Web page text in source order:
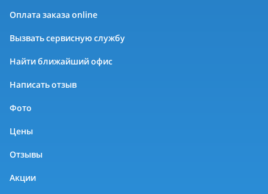
Оплата заказа online
Вызвать сервисную службу
Найти ближайший офис
Написать отзыв
Фото
Цены
Отзывы
Акции